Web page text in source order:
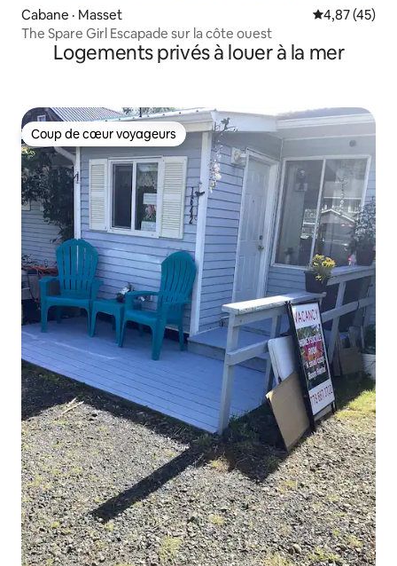
Cabane · Masset Note
4,87 (45)
The Spare Girl Escapade sur la côte ouest
Logements privés à louer à la mer
Coup de cœur voyageurs
Coup de cœur voyageurs